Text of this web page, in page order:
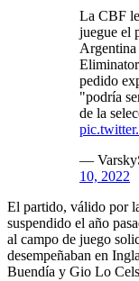
La CBF
juegue
pedido
"podría
de la
—
10, 2022
El partido, válido por
suspendido el año
al campo de juego
desempeñaban en
Buendía y Gio Lo